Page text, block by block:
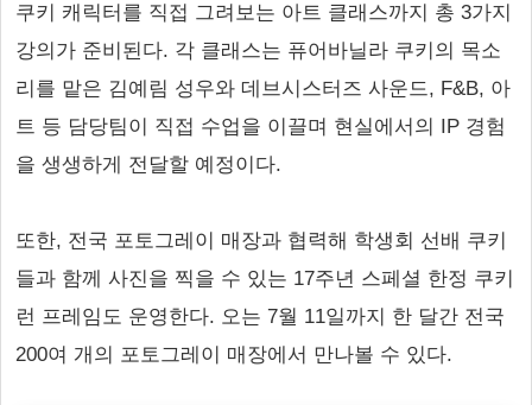
쿠키 캐릭터를 직접 그려보는 아트 클래스까지 총 3가지
강의가 준비된다. 각 클래스는 퓨어바닐라 쿠키의 목소
리를 맡은 김예림 성우와 데브시스터즈 사운드, F&B, 아
트 등 담당팀이 직접 수업을 이끌며 현실에서의 IP 경험
을 생생하게 전달할 예정이다.
또한, 전국 포토그레이 매장과 협력해 학생회 선배 쿠키
들과 함께 사진을 찍을 수 있는 17주년 스페셜 한정 쿠키
런 프레임도 운영한다. 오는 7월 11일까지 한 달간 전국
200여 개의 포토그레이 매장에서 만나볼 수 있다.